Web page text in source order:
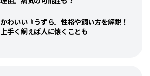
かわいい『うずら』性格や飼い方を解説！
上手く飼えば人に懐くことも